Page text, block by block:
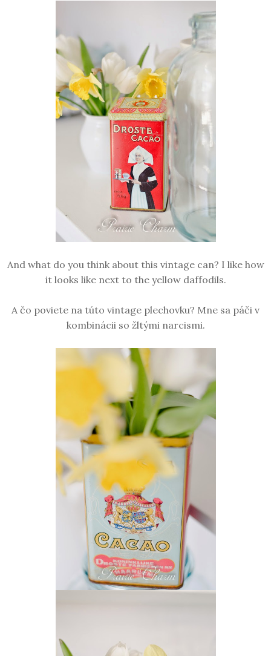
And what do you think about this vintage can? I like how
it looks like next to the yellow daffodils.
A čo poviete na túto vintage plechovku? Mne sa páči v
kombinácii so žltými narcismi.